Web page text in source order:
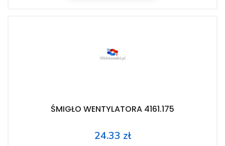
ŚMIGŁO WENTYLATORA 4161.175
Price
24.33 zł